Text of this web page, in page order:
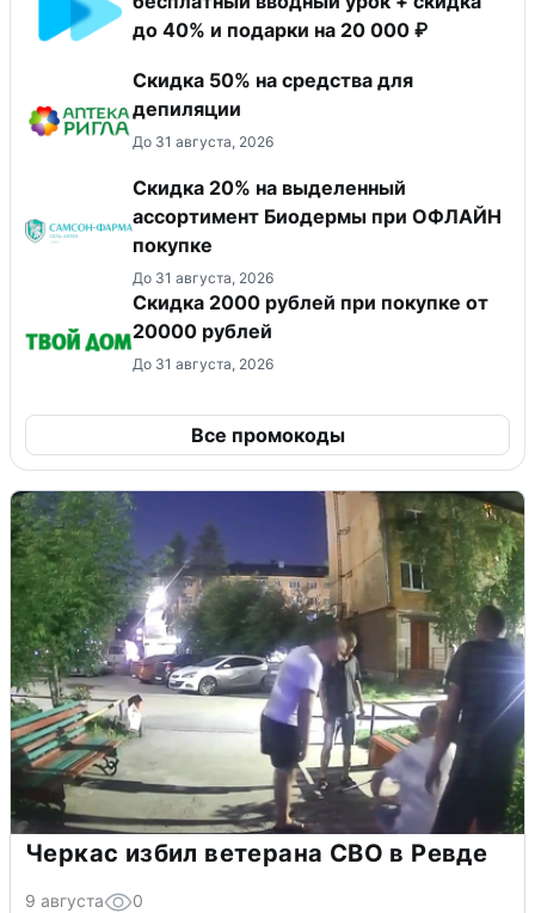
до 40% и подарки на 20 000 ₽
Скидка 50% на средства для
депиляции
До 31 августа, 2026
Скидка 20% на выделенный
ассортимент Биодермы при ОФЛАЙН
покупке
До 31 августа, 2026
Скидка 2000 рублей при покупке от
20000 рублей
До 31 августа, 2026
Все промокоды
Черкас избил ветерана СВО в Ревде
9 августа 0